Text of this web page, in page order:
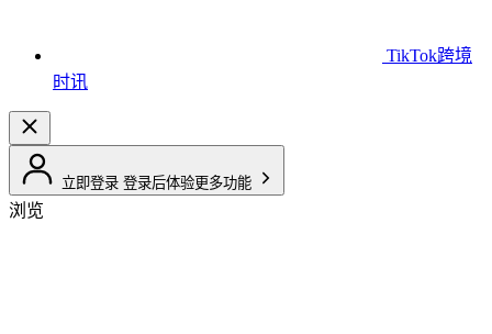
TikTok跨境
时讯
立即登录 登录后体验更多功能
浏览